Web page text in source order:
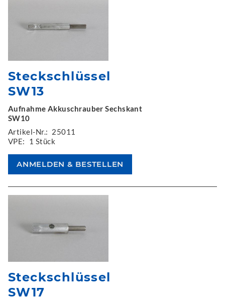
Steckschlüssel
SW13
Aufnahme Akkuschrauber Sechskant
SW10
Artikel-Nr.: 25011
VPE:
1 Stück
Steckschlüssel
SW17